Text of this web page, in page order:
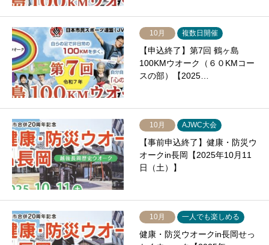
10月 複数日開催
【申込終了】第7回 鶴ヶ島
100KMウオーク（６０KMコー
スの部）【2025…
10月 AJWC大会
【事前申込終了】健康・防災ウ
オークin長岡【2025年10月11
日（土）】
10月 一人でも楽しめる
健康・防災ウオークin長岡せっ